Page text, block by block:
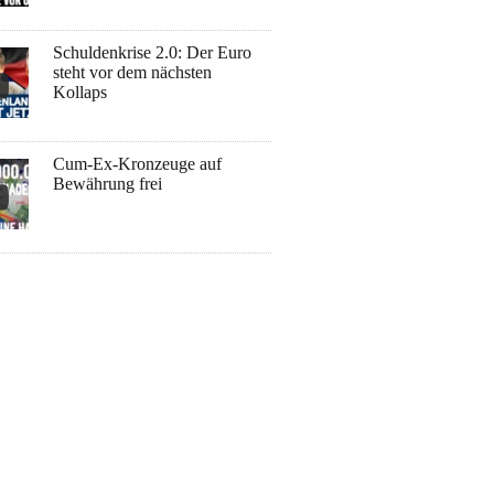
Schuldenkrise 2.0: Der Euro
steht vor dem nächsten
Kollaps
Cum-Ex-Kronzeuge auf
Bewährung frei